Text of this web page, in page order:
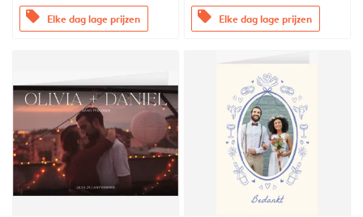
offers Elke dag lage prijzen offers Elke dag lage prijzen